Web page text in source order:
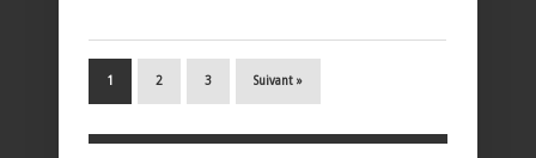
1 2 3 Suivant »